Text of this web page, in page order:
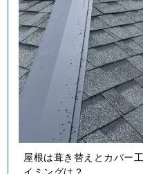
屋根は葺き替えとカバー
イミングは？